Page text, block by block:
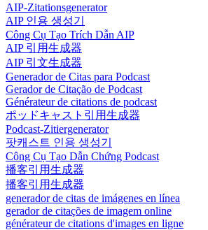
AIP-Zitationsgenerator
AIP 인용 생성기
Công Cụ Tạo Trích Dẫn AIP
AIP 引用生成器
AIP 引文生成器
Generador de Citas para Podcast
Gerador de Citação de Podcast
Générateur de citations de podcast
ポッドキャスト引用生成器
Podcast-Zitiergenerator
팟캐스트 인용 생성기
Công Cụ Tạo Dẫn Chứng Podcast
播客引用生成器
播客引用生成器
generador de citas de imágenes en línea
gerador de citações de imagem online
générateur de citations d'images en ligne